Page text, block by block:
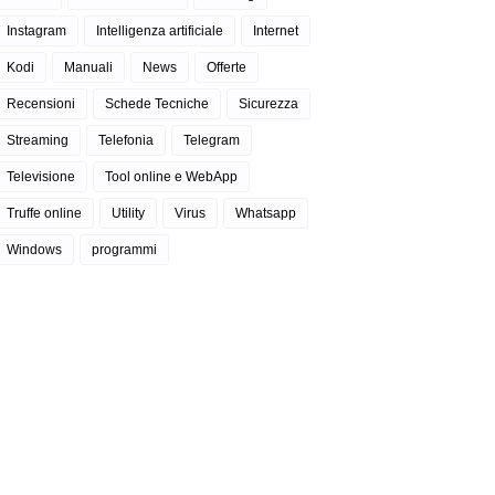
Instagram Intelligenza artificiale Internet
Kodi Manuali News Offerte
Recensioni Schede Tecniche Sicurezza
Streaming Telefonia Telegram
Televisione Tool online e WebApp
Truffe online Utility Virus Whatsapp
Windows programmi